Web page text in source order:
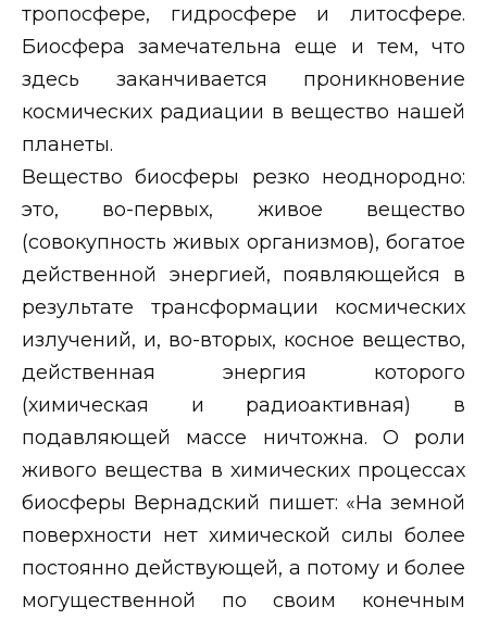
тропосфере, гидросфере и литосфере.
Биосфера замечательна еще и тем, что
здесь заканчивается проникновение
космических радиации в вещество нашей
планеты.
Вещество биосферы резко неоднородно:
это, во-первых, живое вещество
(совокупность живых организмов), богатое
действенной энергией, появляющейся в
результате трансформации космических
излучений, и, во-вторых, косное вещество,
действенная энергия которого
(химическая и радиоактивная) в
подавляющей массе ничтожна. О роли
живого вещества в химических процессах
биосферы Вернадский пишет: «На земной
поверхности нет химической силы более
постоянно действующей, а потому и более
могущественной по своим конечным